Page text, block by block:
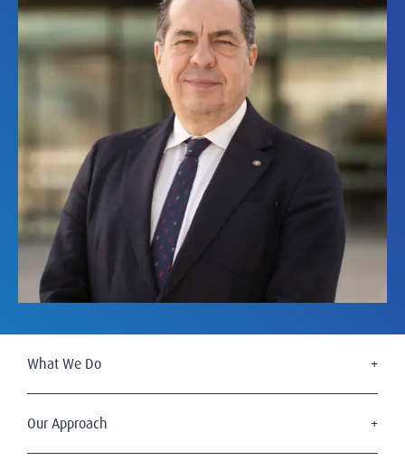
What We Do
Board Services
Our Approach